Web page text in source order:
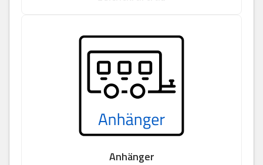
Anhänger